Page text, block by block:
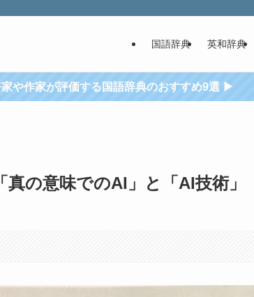
国語辞典 英和辞典
や作家が評価する国語辞典のおすすめ9選 ▶
の意味でのAI」と「AI技術」